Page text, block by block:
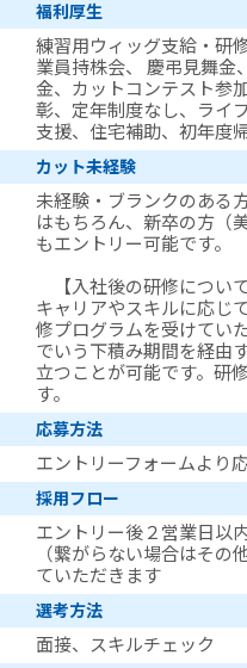
福利厚生
練習用ウィッグ支給・研
業員持株会、 慶弔見舞金
金、カットコンテスト参
彰、定年制度なし、ライ
支援、住宅補助、初年度
カット未経験
未経験・ブランクのある
はもちろん、新卒の方（
もエントリー可能です。
【入社後の研修について
キャリアやスキルに応じ
修プログラムを受けてい
でいう下積み期間を経由
立つことが可能です。研
す。
応募方法
エントリーフォームより
採用フロー
エントリー後２営業日以
（繋がらない場合はそ
ていただきます
選考方法
面接、スキルチェック